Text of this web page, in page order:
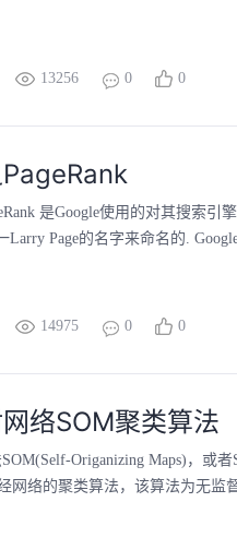
13256 0 0
是Google使用的对其搜索引
Page的名字来命名的.
14975 0 0
络SOM聚类算法
Origanizing Maps)，或者
网络的聚类算法，该算法为无监